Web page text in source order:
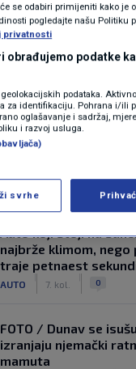
Oglas
Auto koji stoji na
najbrže klimom,
traje petnaest
AUTO 7. kol. 0
FOTO / Dunav se
izranjaju njemački
mamuta
se odabiri primijeniti kako je
pogledajte našu Politiku
privatnosti
obrađujemo podatke
podataka.
za identifikaciju. Pohrana i/ili
oglašavanje i sadržaj,
i razvoj usluga.
svrhe